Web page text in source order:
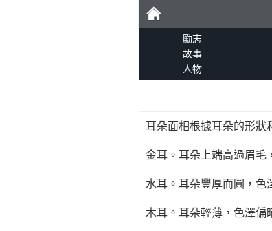
勵
勵志
故事
人物
耳朵面相根據耳朵的形狀
金耳。耳朵上端高過眉毛
水耳。耳朵豐厚而圓，色
木耳。耳朵輕薄，色澤偏